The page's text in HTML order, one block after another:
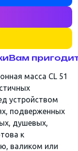
Вам
масса CL 51
устройством
подверженных
душевых,
к
валиком или